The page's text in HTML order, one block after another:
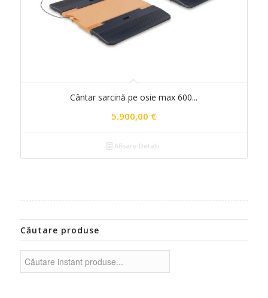
Cântar sarcină pe osie max 600...
5.900,00 €
Afișare Detalii
Căutare produse